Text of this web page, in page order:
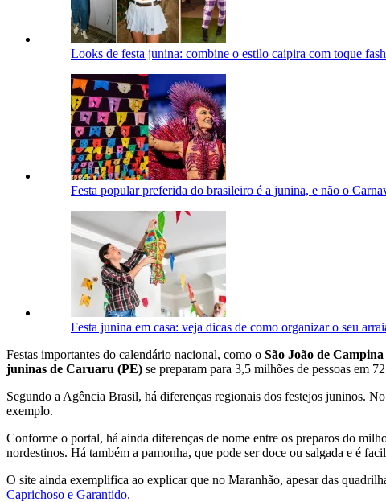
Looks de festa junina: combine o estilo caipira com toque
Festa popular preferida do brasileiro é a junina, e não o
Festa junina em casa: veja dicas de como organizar o seu
Festas importantes do calendário nacional, como o São João de
juninas de Caruaru (PE) se preparam para 3,5 milhões de pessoas em
Segundo a Agência Brasil, há diferenças regionais dos festejos juninos.
exemplo.
Conforme o portal, há ainda diferenças de nome entre os preparos do
nordestinos. Há também a pamonha, que pode ser doce ou salgada e é
O site ainda exemplifica ao explicar que no Maranhão, apesar das
Caprichoso e Garantido.